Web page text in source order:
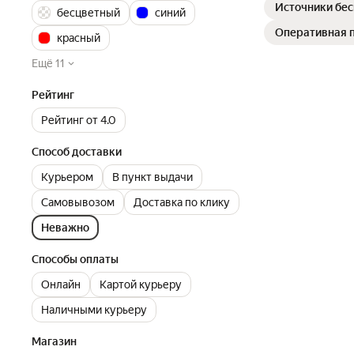
бесцветный
синий
красный
Ещё 11
Рейтинг
Рейтинг от 4.0
Способ доставки
Курьером
В пункт выдачи
Самовывозом
Доставка по клику
Неважно
Способы оплаты
Онлайн
Картой курьеру
Наличными курьеру
Магазин
Источники
Оперативная